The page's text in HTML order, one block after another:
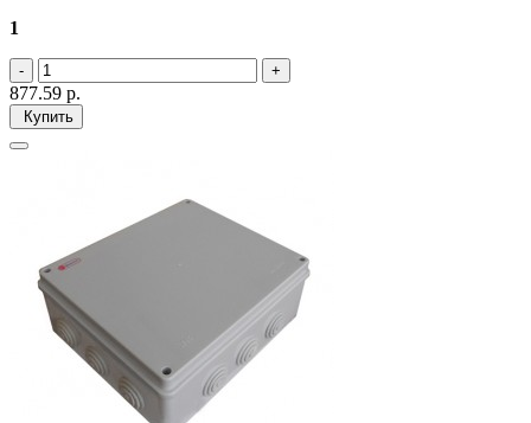
1
877.59 р.
Купить